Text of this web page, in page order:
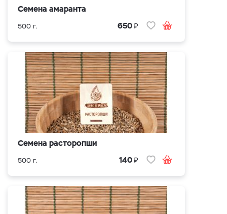
Семена амаранта
500 г. 650₽
Семена расторопши
500 г. 140₽